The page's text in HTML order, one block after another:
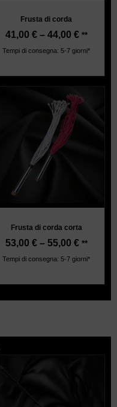
Frusta di corda
41,00 €– 44,00 € **
Tempi di consegna: 5-7 giorni*
Frusta di corda corta
53,00 €– 55,00 € **
Tempi di consegna: 5-7 giorni*